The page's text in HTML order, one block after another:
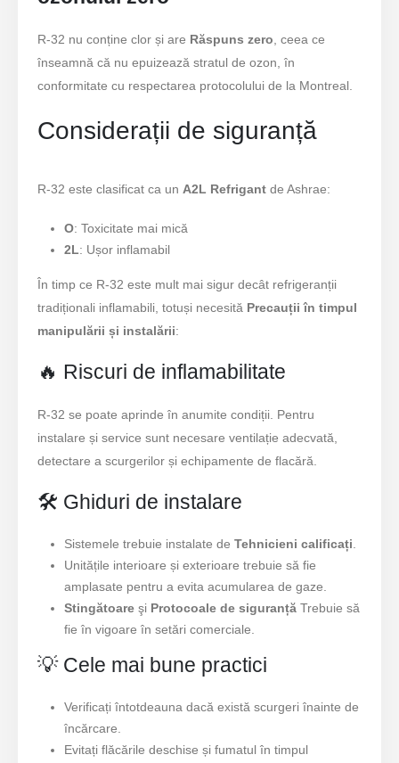
R-32 nu conține clor și are Răspuns zero , ceea ce
înseamnă că nu epuizează stratul de ozon, în
conformitate cu respectarea protocolului de la Montreal.
Considerații de siguranță
R-32 este clasificat ca un A2L Refrigant de Ashrae:
O: Toxicitate mai mică
2L: Ușor inflamabil
În timp ce R-32 este mult mai sigur decât refrigeranții
tradiționali inflamabili, totuși necesită Precauții în timpul
manipulării și instalării:
🔥 Riscuri de inflamabilitate
R-32 se poate aprinde în anumite condiții. Pentru
instalare și service sunt necesare ventilație adecvată,
detectare a scurgerilor și echipamente de flacără.
🛠️ Ghiduri de instalare
Sistemele trebuie instalate de Tehnicieni calificați
Unitățile interioare și exterioare trebuie să fie
amplasate pentru a evita acumularea de gaze.
Stingătoareşi Protocoale de siguranțăTrebuie să
fie în vigoare în setări comerciale.
💡 Cele mai bune practici
Verificați întotdeauna dacă există scurgeri înainte de
încărcare.
Evitați flăcările deschise și fumatul în timpul